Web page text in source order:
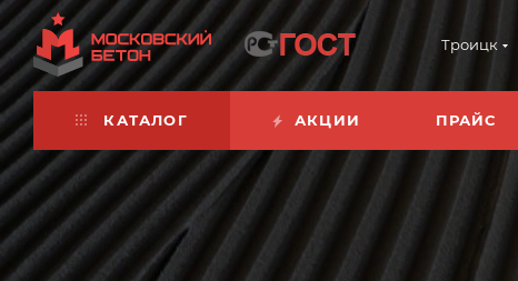
Троицк
КАТАЛОГ АКЦИИ ПРАЙС